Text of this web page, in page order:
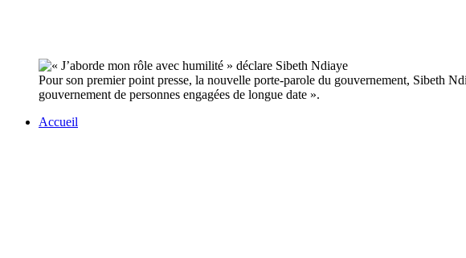
Pour son premier point presse, la nouvelle porte-parole du gouvernement, Sibeth
gouvernement de personnes engagées de longue date ».
Accueil